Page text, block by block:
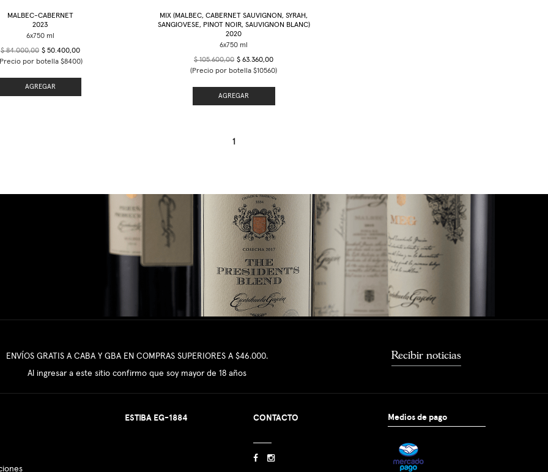
MALBEC-CABERNET
2023
$ 84.000,00 $ 50.400,00
por botella $8400)
AGREGAR
MIX (MALBEC, CABERNET SAUVIGNON, SYRAH,
SANGIOVESE, PINOT NOIR, SAUVIGNON BLANC)
2020
$ 105.600,00 $ 63.360,00
(Precio por botella $10560)
AGREGAR
1
ENVÍOS GRATIS A CABA Y GBA EN COMPRAS SUPERIORES A $46.000.
Al ingresar a este sitio confirmo que soy mayor de 18 años
Recibir noticias
ESTIBA EG-1884 CONTACTO Medios de pago